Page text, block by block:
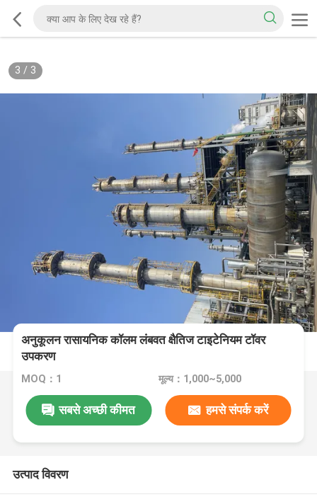
3 / 3
अनुकूलन रासायनिक कॉलम लंबवत क्षैतिज टाइटेनियम टॉवर
उपकरण
MOQ：1 मूल्य：1,000~5,000
सबसे अच्छी कीमत हमसे संपर्क करें
उत्पाद विवरण